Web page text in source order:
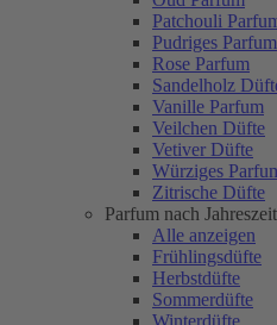
Patchouli
Pudriges Parfum
Rose Parfum
Sandelholz
Vanille Parfum
Veilchen Düfte
Vetiver Düfte
Würziges
Zitrische Düfte
Parfum nach Jahreszeit
Alle anzeigen
Frühlingsdüfte
Herbstdüfte
Sommerdüfte
Winterdüfte